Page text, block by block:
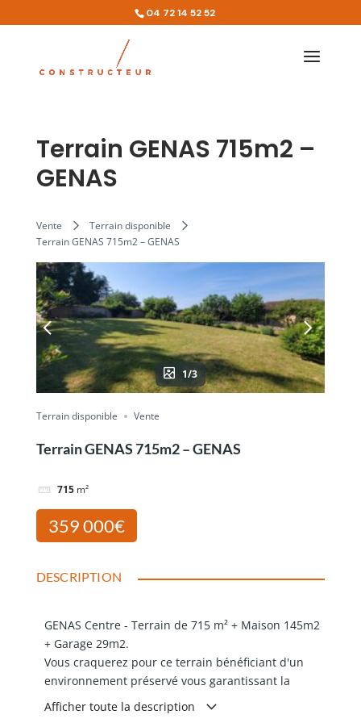
04 72 14 52 52
Terrain GENAS 715m2 –
GENAS
Vente
Terrain disponible
Terrain GENAS 715m2 – GENAS
1/3
Terrain disponible Vente
Terrain GENAS 715m2 – GENAS
715 m²
359 000€
DESCRIPTION
GENAS Centre - Terrain de 715 m² + Maison 145m2
+ Garage 29m2.
Vous craquerez pour ce terrain bénéficiant d'un
environnement préservé vous garantissant la
tranquillité à proximité du Centre-Village et d'une
double exposition Sud et Ouest !
Afficher toute la description